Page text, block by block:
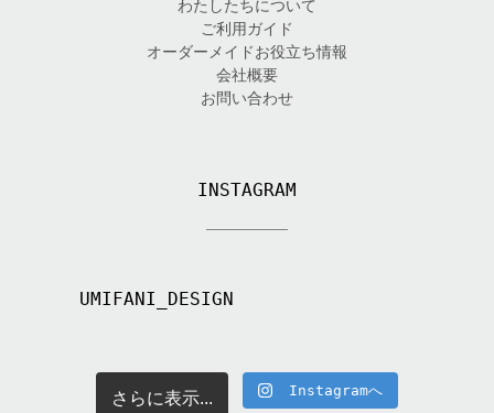
わたしたちについて
ご利用ガイド
オーダーメイドお役立ち情報
会社概要
お問い合わせ
INSTAGRAM
UMIFANI_DESIGN
さらに表示... Instagramへ